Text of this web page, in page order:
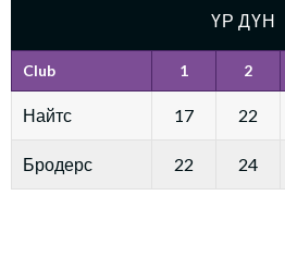
ҮР ДҮН
Club 1 2
Найтс 17 22
Бродерс 22 24